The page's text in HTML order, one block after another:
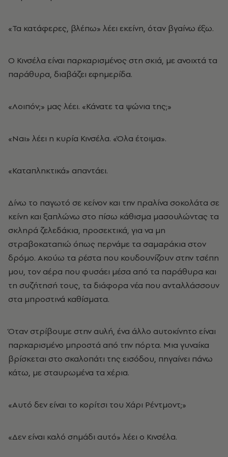
«Τα κατάφερες, βλέπω» λέει εκείνη, όταν βγαίνω έξω.
Ο Κινσέλα είναι παρκαρισμένος στη σκιά, με ανοιχτά τα
παράθυρα, διαβάζει εφημερίδα.
«Λοιπόν;» μας λέει. «Κάνατε τα ψώνια της;»
«Ναι» λέει η κυρία Κινσέλα. «Όλα έτοιμα».
«Καταπληκτικά» απαντάει.
Δίνω το παγωτό σε κείνον και την πραλίνα σοκολάτα σε
κείνη και ξαπλώνω στο πίσω κάθισμα μασουλώντας τα
σκληρά ζελεδάκια, προσεκτικά, για να μη
στραβοκαταπιώ όπως περνάμε τα σαμαράκια στον
δρόμο. Ακούω τα ρέστα που κουδουνίζουν στην τσέπη
μου, τον αέρα που φυσάει μέσα από τα παράθυρα και
τη συζήτησή τους, τα διάφορα νέα που ανταλλάσσουν
στα μπροστινά καθίσματα.
Όταν στρίβουμε στην αυλή, ένα άλλο αυτοκίνητο είναι
παρκαρισμένο μπροστά από την πόρτα. Μια γυναίκα
βρίσκεται στο σκαλοπάτι της εισόδου, πηγαίνει πάνω
κάτω, με σταυρωμένα τα χέρια.
«Αυτό δεν είναι το κορίτσι του Χάρι Ρέντμοντ;»
«Δεν είναι καλό σημάδι αυτό» λέει ο Κινσέλα.